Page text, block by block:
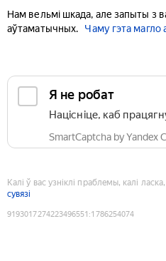
Нам вельмі шкада, але запыты з
аўтаматычных.
Чаму гэта магло
Я не робат
Націсніце, каб
SmartCaptcha by Yandex
Калі ў вас узніклі праблемы, калі
сувязі
9193017274223496551 :1786254074